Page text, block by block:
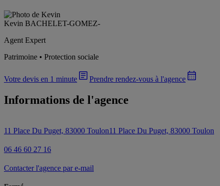
Kevin BACHELET-GOMEZ-
Agent Expert
Patrimoine • Protection sociale
Votre devis en 1 minute Prendre rendez-vous à l'agence
Informations de l'agence
11 Place Du Puget, 83000 Toulon11 Place Du Puget, 83000 Toulon
06 46 60 27 16
Contacter l'agence par e-mail